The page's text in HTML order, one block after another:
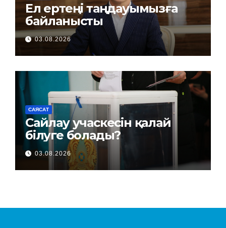
Ел ертеңі таңдауымызға
байланысты
03.08.2026
САЯСАТ
Сайлау учаскесін қалай
білуге болады?
03.08.2026